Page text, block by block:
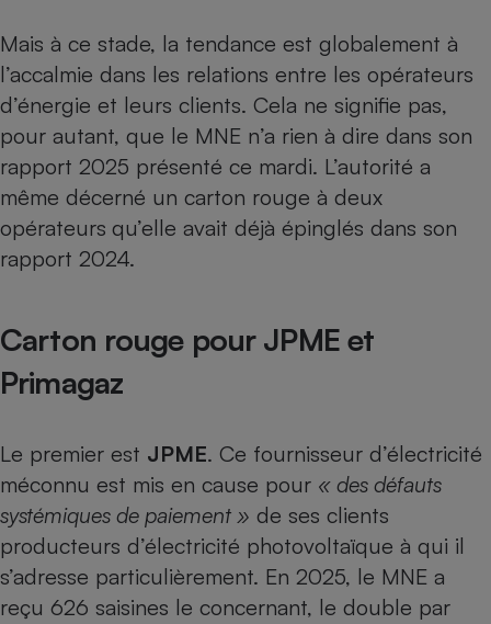
Mais à ce stade, la tendance est globalement à
l’accalmie dans les relations entre les opérateurs
d’énergie et leurs clients. Cela ne signifie pas,
pour autant, que le MNE n’a rien à dire dans son
rapport 2025 présenté ce mardi. L’autorité a
même décerné un carton rouge à deux
opérateurs qu’elle avait déjà épinglés dans son
rapport 2024.
Carton rouge pour JPME et
Primagaz
Le premier est JPME. Ce fournisseur d’électricité
méconnu est mis en cause pour « des défauts
systémiques de paiement » de ses clients
producteurs d’électricité photovoltaïque à qui il
s’adresse particulièrement. En 2025, le MNE a
reçu 626 saisines le concernant, le double par